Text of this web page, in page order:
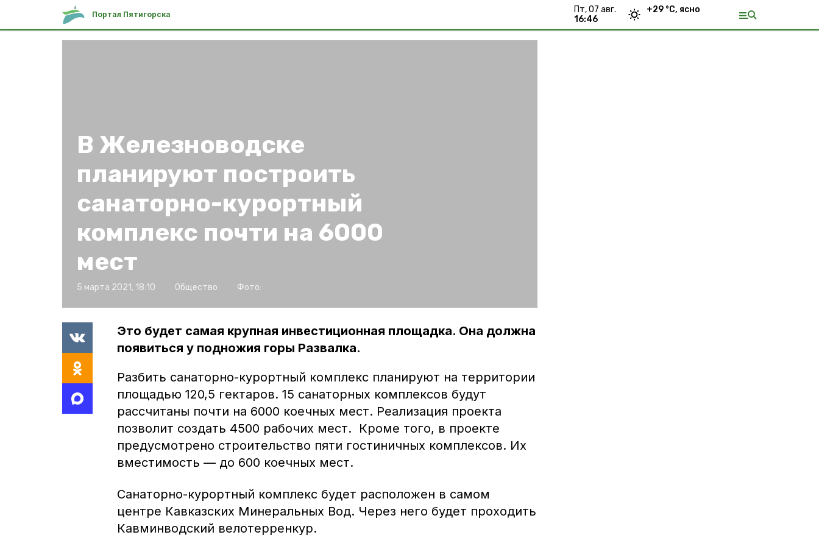
Портал Пятигорска
пт, 07 авг.
16:46
+29 °С, ясно
В Железноводске
планируют построить
санаторно-курортный
комплекс почти на 6000
мест
5 марта 2021, 18:10 Общество Фото:
Это будет самая крупная инвестиционная площадка. Она должна
появиться у подножия горы Развалка.
Разбить санаторно-курортный комплекс планируют на территории
площадью 120,5 гектаров. 15 санаторных комплексов будут
рассчитаны почти на 6000 коечных мест. Реализация проекта
позволит создать 4500 рабочих мест. Кроме того, в проекте
предусмотрено строительство пяти гостиничных комплексов. Их
вместимость — до 600 коечных мест.
Санаторно-курортный комплекс будет расположен в самом
центре Кавказских Минеральных Вод. Через него будет проходить
Кавминводский велотерренкур.